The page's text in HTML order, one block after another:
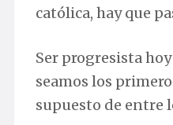
católica, hay que
Ser progresista
seamos los
supuesto de entre